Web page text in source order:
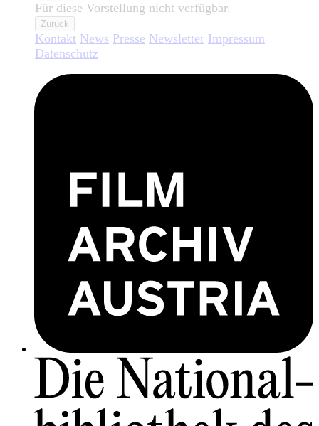
Für diese Vorstellung nicht verfügbar.
Zurück
Kontakt News Presse Newsletter Impressum
Datenschutz